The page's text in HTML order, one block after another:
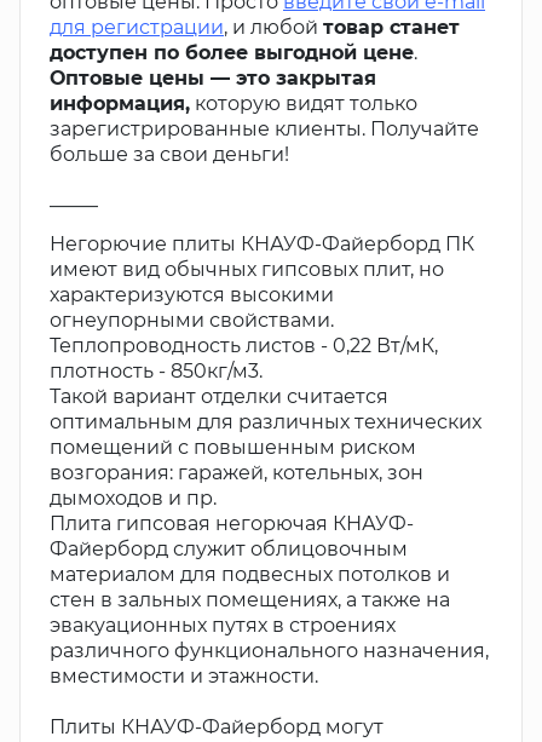
для регистрации, и любой товар станет
доступен по более выгодной цене.
Оптовые цены — это закрытая
информация, которую видят только
зарегистрированные клиенты. Получайте
больше за свои деньги!
Негорючие плиты КНАУФ-Файерборд ПК
имеют вид обычных гипсовых плит, но
характеризуются высокими
огнеупорными свойствами.
Теплопроводность листов - 0,22 Вт/мК,
плотность - 850кг/м3.
Такой вариант отделки считается
оптимальным для различных технических
помещений с повышенным риском
возгорания: гаражей, котельных, зон
дымоходов и пр.
Плита гипсовая негорючая КНАУФ-
Файерборд служит облицовочным
материалом для подвесных потолков и
стен в зальных помещениях, а также на
эвакуационных путях в строениях
различного функционального назначения,
вместимости и этажности.
Плиты КНАУФ-Файерборд могут